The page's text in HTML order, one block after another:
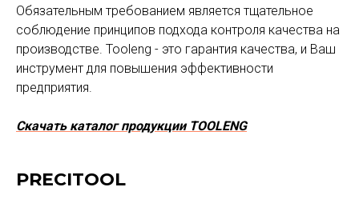
Обязательным требованием является тщательное
соблюдение принципов подхода контроля качества на
производстве. Tooleng - это гарантия качества, и Ваш
инструмент для повышения эффективности
предприятия.
Скачать каталог продукции TOOLENG
PRECITOOL